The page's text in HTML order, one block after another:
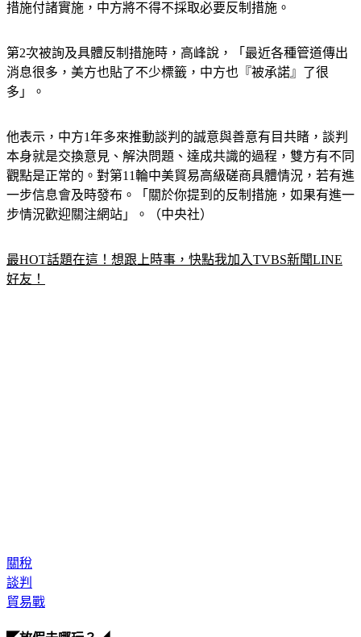
措施付諸實施，中方將不得不採取必要反制措施。
第2次被詢及具體反制措施時，高峰說，「最近各種管道傳出
消息很多，美方也貼了不少標籤，中方也『被承諾』了很
多」。
他表示，中方1年多來推動談判的誠意與善意有目共睹，談判
本身就是交換意見、解決問題、達成共識的過程，雙方有不同
觀點是正常的。對第11輪中美貿易高級磋商具體情況，若有進
一步信息會及時發布。「關於你提到的反制措施，如果有進一
步情況歡迎關注網站」。（中央社）
最HOT話題在這！想跟上時事，快點我加入TVBS新聞LINE
好友！
關稅
談判
貿易戰